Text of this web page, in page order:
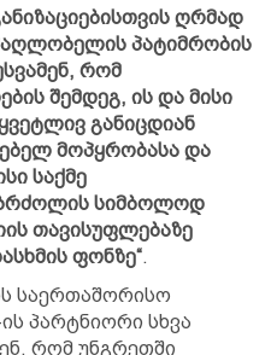
ღრმად
პატიმრობის
რომ
შემდეგ, ის და მისი
განიცდიან
მოპყრობასა და
საქმე
სიმბოლოდ
თავისუფლებაზე
ფონზე“.
საერთაშორისო
ის პარტნიორი სხვა
რომ უნგრეთში